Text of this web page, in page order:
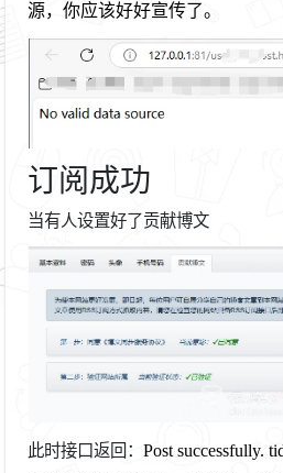
源，你应该好好宣传了。
订阅成功
当有人设置好了贡献博文
此时接口返回： Post successfully.